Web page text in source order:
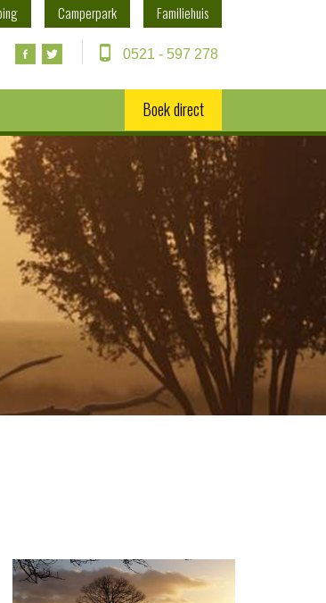
Camperpark Familiehuis
0521 - 597 278
Boek direct